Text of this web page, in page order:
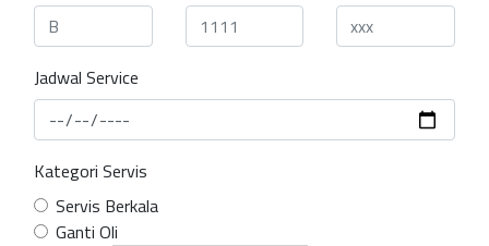
Jadwal Service
Kategori Servis
Servis Berkala
Ganti Oli